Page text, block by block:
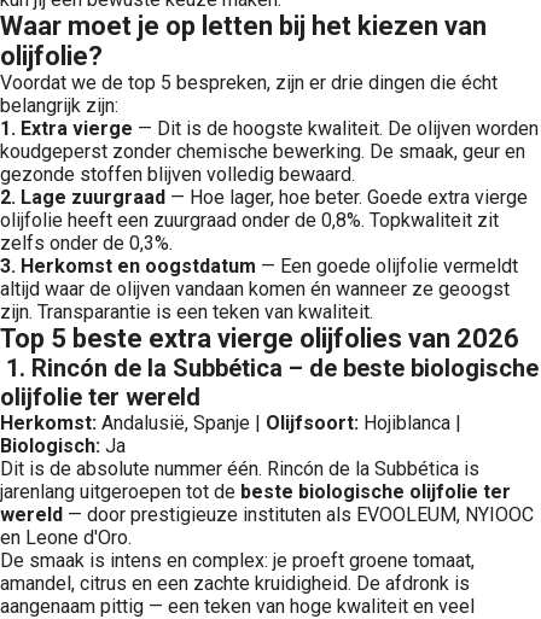
Waar moet je op letten bij het kiezen van
olijfolie?
Voordat we de top 5 bespreken, zijn er drie dingen die écht
belangrijk zijn:
1. Extra vierge — Dit is de hoogste kwaliteit. De olijven worden
koudgeperst zonder chemische bewerking. De smaak, geur en
gezonde stoffen blijven volledig bewaard.
2. Lage zuurgraad — Hoe lager, hoe beter. Goede extra vierge
olijfolie heeft een zuurgraad onder de 0,8%. Topkwaliteit zit
zelfs onder de 0,3%.
3. Herkomst en oogstdatum — Een goede olijfolie vermeldt
altijd waar de olijven vandaan komen én wanneer ze geoogst
zijn. Transparantie is een teken van kwaliteit.
Top 5 beste extra vierge olijfolies van 2026
1. Rincón de la Subbética – de beste biologische
olijfolie ter wereld
Herkomst: Andalusië, Spanje | Olijfsoort: Hojiblanca |
Biologisch: Ja
Dit is de absolute nummer één. Rincón de la Subbética is
jarenlang uitgeroepen tot de beste biologische olijfolie ter
wereld — door prestigieuze instituten als EVOOLEUM, NYIOOC
en Leone d'Oro.
De smaak is intens en complex: je proeft groene tomaat,
amandel, citrus en een zachte kruidigheid. De afdronk is
aangenaam pittig — een teken van hoge kwaliteit en veel